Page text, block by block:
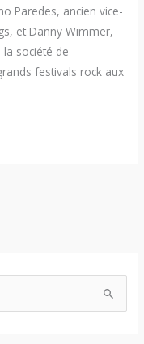
Paredes, ancien vice-
et Danny Wimmer,
société de
festivals rock aux